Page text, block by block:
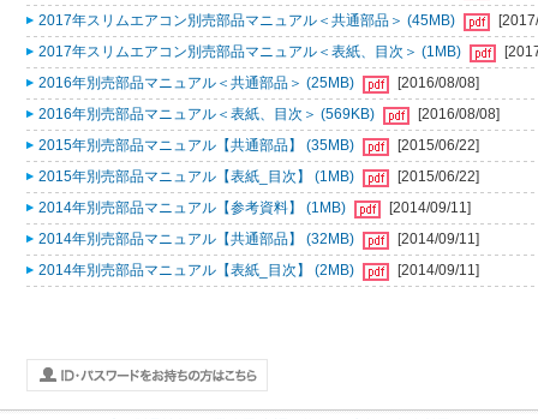
2017年スリムエアコン別売部品マニュアル＜共通部品＞ (45MB)
2017年スリムエアコン別売部品マニュアル＜表紙、目次＞ (1MB)
2016年別売部品マニュアル＜共通部品＞ (25MB)
[2016/08/08]
2016年別売部品マニュアル＜表紙、目次＞ (569KB)
[2016/08/08]
2015年別売部品マニュアル【共通部品】 (35MB)
[2015/06/22]
2015年別売部品マニュアル【表紙_目次】 (1MB)
[2015/06/22]
2014年別売部品マニュアル【参考資料】 (1MB)
[2014/09/11]
2014年別売部品マニュアル【共通部品】 (32MB)
[2014/09/11]
2014年別売部品マニュアル【表紙_目次】 (2MB)
[2014/09/11]